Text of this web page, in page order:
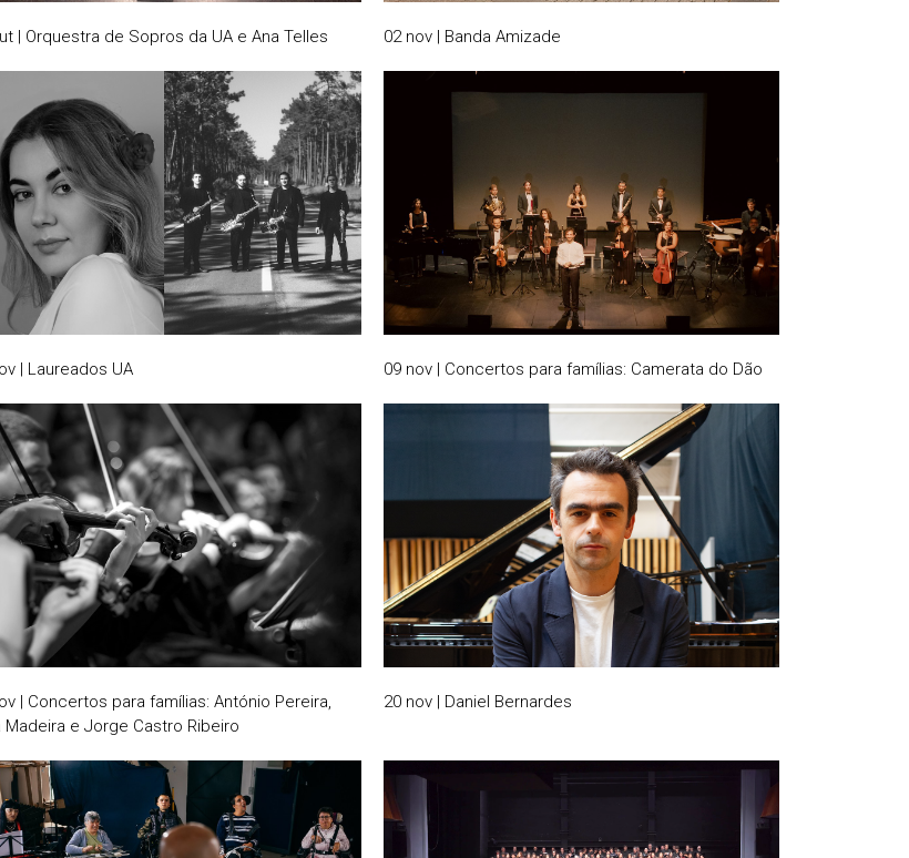
| Orquestra de Sopros da UA e Ana Telles 02 nov | Banda Amizade
| Laureados UA 09 nov | Concertos para famílias: Camerata do Dão
| Concertos para famílias: António Pereira,
Madeira e Jorge Castro Ribeiro
20 nov | Daniel Bernardes